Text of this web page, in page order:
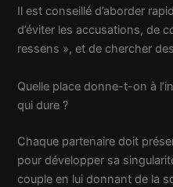
Il est conseillé d’aborder
d’éviter les accusations, de
ressens », et de chercher
Quelle place donne-t-on à
qui dure ?
Chaque partenaire doit
pour développer sa
couple en lui donnant de la